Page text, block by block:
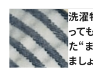
洗濯
って
た“
まし